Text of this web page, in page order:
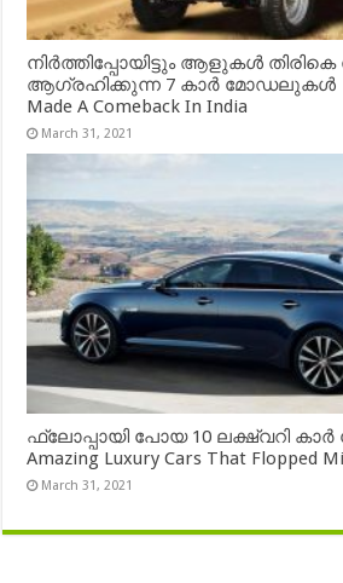
നിർത്തിപ്പോയിട്ടും ആളുകൾ
ആഗ്രഹിക്കുന്ന 7 കാർ മോഡലുകൾ | 7
Made A Comeback In India
March 31, 2021
ഫ്ലോപ്പായി പോയ 10 ലക്ഷ്വറി
Amazing Luxury Cars That Flopped
March 31, 2021